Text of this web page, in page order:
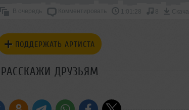
В очередь Комментировать 1:01:28
ПОДДЕРЖАТЬ АРТИСТА
РАССКАЖИ ДРУЗЬЯМ